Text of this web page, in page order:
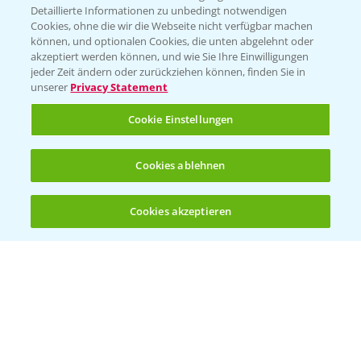
(noch 4)
KONTAKT
Hilfe in Notfällen
T.+49 (0)214/30-20220
Folgen Sie uns
Detaillierte Informationen zu unbedingt notwendigen
Cookies, ohne die wir die Webseite nicht verfügbar machen
können, und optionalen Cookies, die unten abgelehnt oder
akzeptiert werden können, und wie Sie Ihre Einwilligungen
jeder Zeit ändern oder zurückziehen können, finden Sie in
unserer Privacy Statement
Cookie Einstellungen
Cookies ablehnen
Cookies akzeptieren